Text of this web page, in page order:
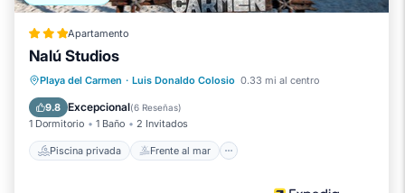
Apartamento
Nalú Studios
Playa del Carmen · Luis Donaldo Colosio 0.33 mi al centro
9.8 Excepcional(6 Reseñas)
1 Dormitorio 1 Baño 2 Invitados
Piscina privada Frente al mar
Piscina privada
Frente al mar
Bañera de hidromasaje